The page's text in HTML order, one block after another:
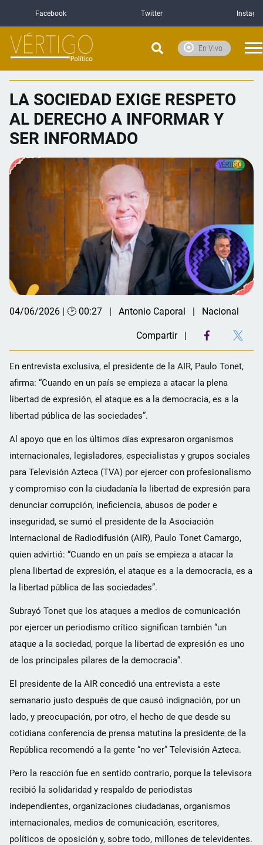
Facebook Twitter
En Vivo
LA SOCIEDAD EXIGE RESPETO
AL DERECHO A INFORMAR Y
SER INFORMADO
04/06/2026 | 🕑 00:27 Antonio Caporal Nacional
Compartir
En entrevista exclusiva, el presidente de la AIR, Paulo Tonet,
afirma: “Cuando en un país se empieza a atacar la plena
libertad de expresión, el ataque es a la democracia, es a la
libertad pública de las sociedades”.
Al apoyo que en los últimos días expresaron organismos
internacionales, legisladores, especialistas y grupos sociales
para Televisión Azteca (TVA) por ejercer con profesionalismo
y compromiso con la ciudadanía la libertad de expresión para
denunciar corrupción, ineficiencia, abusos de poder e
inseguridad, se sumó el presidente de la Asociación
Internacional de Radiodifusión (AIR), Paulo Tonet Camargo,
quien advirtió: “Cuando en un país se empieza a atacar la
plena libertad de expresión, el ataque es a la democracia, es a
la libertad pública de las sociedades”.
Subrayó Tonet que los ataques a medios de comunicación
por ejercer un periodismo crítico significan también “un
ataque a la sociedad, porque la libertad de expresión es uno
de los principales pilares de la democracia”.
El presidente de la AIR concedió una entrevista a este
semanario justo después de que causó indignación, por un
lado, y preocupación, por otro, el hecho de que desde su
cotidiana conferencia de prensa matutina la presidente de la
República recomendó a la gente “no ver” Televisión Azteca.
Pero la reacción fue en sentido contrario, porque la televisora
recibió la solidaridad y respaldo de periodistas
independientes, organizaciones ciudadanas, organismos
internacionales, medios de comunicación, escritores,
políticos de oposición y, sobre todo, millones de televidentes.